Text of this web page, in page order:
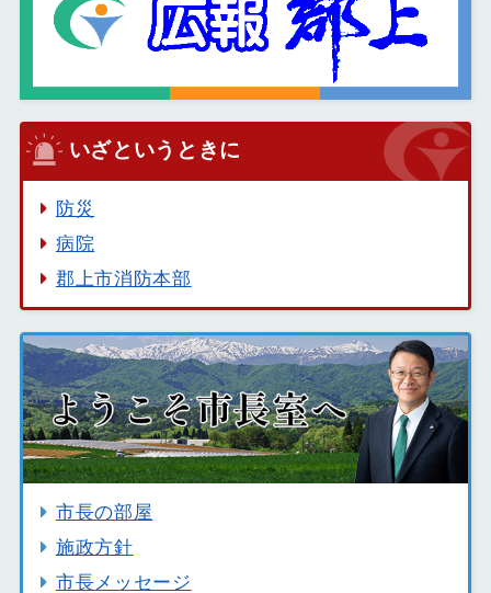
いざというときに
防災
病院
郡上市消防本部
市長の部屋
施政方針
市長メッセージ